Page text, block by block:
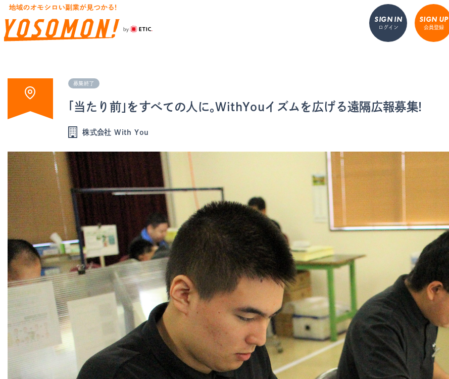
SIGN IN
ログイン
SIGN UP
会員登録
募集終了
「当たり前」をすべての人に。WithYouイズムを広げる遠隔広報募集!
株式会社 With You